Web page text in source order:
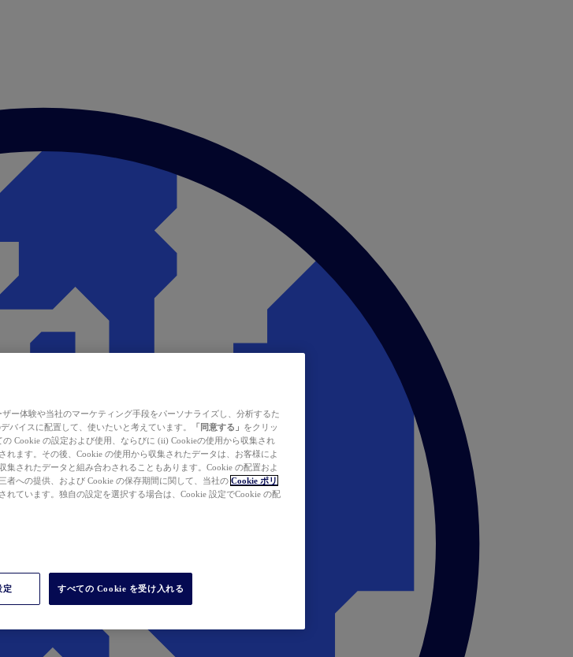
ー体験や当社のマーケティング手段をパーソナライズし、分析するた
バイスに配置して、使いたいと考えています。
「同意する」 をクリッ
Cookie の設定および使用、ならびに (ii) Cookieの使用から収集され
れます。その後、Cookie の使用から収集されたデータは、お客様によ
集されたデータと組み合わされることもあります。Cookie の配置およ
者への提供、および Cookie の保存期間に関して、当社の Cookie ポリ
れています。独自の設定を選択する場合は、Cookie 設定でCookie の配
定 すべての Cookie を受け入れる